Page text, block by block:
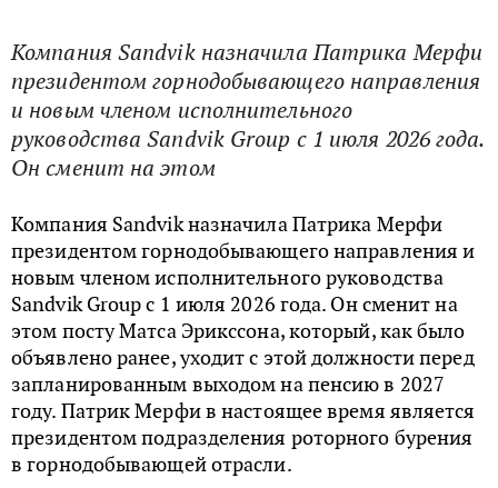
Компания Sandvik назначила Патрика Мерфи
президентом горнодобывающего направления
и новым членом исполнительного
руководства Sandvik Group с 1 июля 2026 года.
Он сменит на этом
Компания Sandvik назначила Патрика Мерфи
президентом горнодобывающего направления и
новым членом исполнительного руководства
Sandvik Group с 1 июля 2026 года. Он сменит на
этом посту Матса Эрикссона, который, как было
объявлено ранее, уходит с этой должности перед
запланированным выходом на пенсию в 2027
году. Патрик Мерфи в настоящее время является
президентом подразделения роторного бурения
в горнодобывающей отрасли.